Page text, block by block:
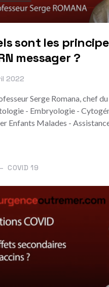
sont les
messager ?
2022
Serge Romana, chef
- Embryologie -
Enfants Malades -
COVID 19